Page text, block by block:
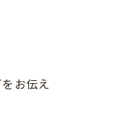
お伝え